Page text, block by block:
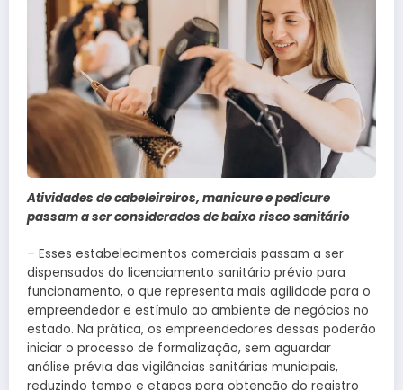
Atividades de cabeleireiros, manicure e pedicure
passam a ser considerados de baixo risco sanitário
– Esses estabelecimentos comerciais passam a ser
dispensados do licenciamento sanitário prévio para
funcionamento, o que representa mais agilidade para o
empreendedor e estímulo ao ambiente de negócios no
estado. Na prática, os empreendedores dessas poderão
iniciar o processo de formalização, sem aguardar
análise prévia das vigilâncias sanitárias municipais,
reduzindo tempo e etapas para obtenção do registro